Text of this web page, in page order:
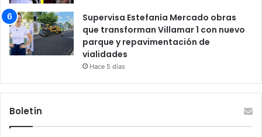
Supervisa Estefanía Mercado obras
que transforman Villamar 1 con nuevo
parque y repavimentación de
vialidades
Hace 5 días
Boletín